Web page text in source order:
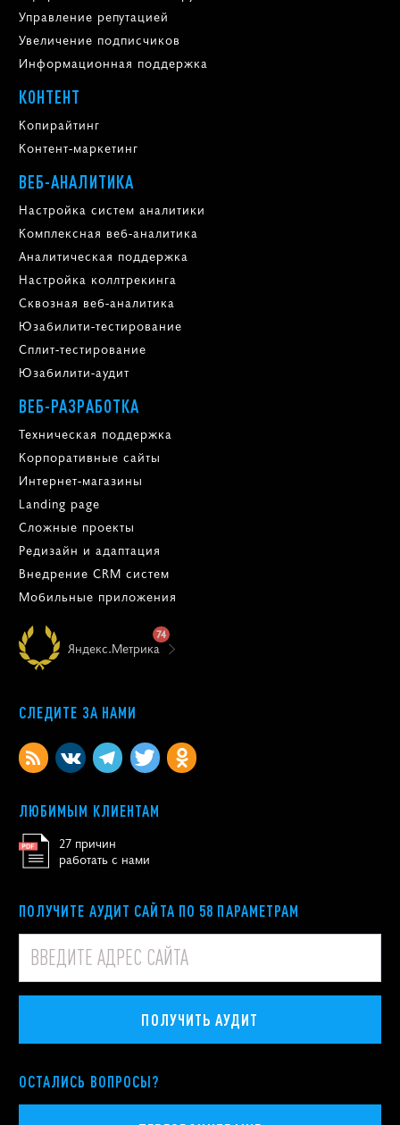
Управление репутацией
Увеличение подписчиков
Информационная поддержка
КОНТЕНТ
Копирайтинг
Контент-маркетинг
ВЕБ-АНАЛИТИКА
Настройка систем аналитики
Комплексная веб-аналитика
Аналитическая поддержка
Настройка коллтрекинга
Сквозная веб-аналитика
Юзабилити-тестирование
Сплит-тестирование
Юзабилити-аудит
ВЕБ-РАЗРАБОТКА
Техническая поддержка
Корпоративные сайты
Интернет-магазины
Landing page
Сложные проекты
Редизайн и адаптация
Внедрение CRM систем
Мобильные приложения
Яндекс.Метрика
74
СЛЕДИТЕ ЗА НАМИ
ЛЮБИМЫМ КЛИЕНТАМ
27 причин
работать с нами
ПОЛУЧИТЕ АУДИТ САЙТА ПО 58 ПАРАМЕТРАМ
ПОЛУЧИТЬ АУДИТ
ОСТАЛИСЬ ВОПРОСЫ?